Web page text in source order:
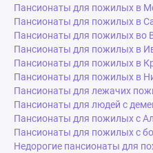
Пансионаты для пожилых в
Пансионаты для пожилых в
Пансионаты для пожилых во
Пансионаты для пожилых в
Пансионаты для пожилых в
Пансионаты для пожилых в
Пансионаты для лежачих
Пансионаты для людей с
Пансионаты для пожилых с
Пансионаты для пожилых с
Недорогие пансионаты для